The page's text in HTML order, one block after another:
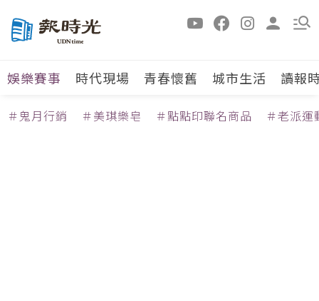
娛樂賽事 時代現場 青春懷舊 城市生活 讀報
＃鬼月行銷 ＃美琪樂皂 ＃點點印聯名商品 ＃老派運